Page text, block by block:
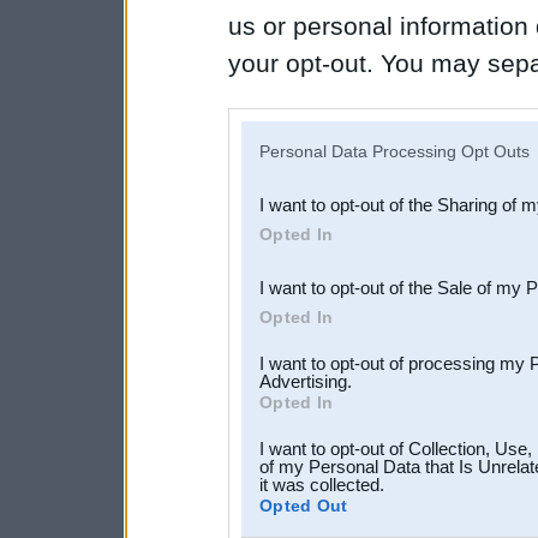
us or personal
your opt-out. You may
Downstream Participants
third parties.
Personal Data Processing Opt Outs
I want to opt-out of the Sharing of
Opted In
I want to opt-out of the Sale of my
Opted In
I want to opt-out of processing my
Advertising.
Opted In
I want to opt-out of Collection,
of my Personal Data that Is
it was collected.
Opted Out